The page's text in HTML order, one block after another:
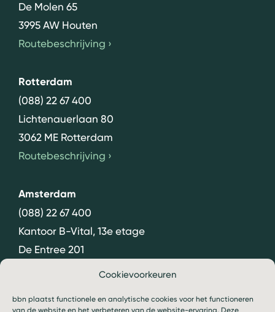
Cookievoorkeuren
bbn plaatst functionele en analytische cookies voor het functioneren
van de website en het verbeteren van de website-ervaring. Deze
De Molen 65
3995 AW Houten
Routebeschrijving ›
Rotterdam
(088) 22 67 400
Lichtenauerlaan 80
3062 ME Rotterdam
Routebeschrijving ›
Amsterdam
(088) 22 67 400
Kantoor B-Vital, 13e etage
De Entree 201
1101 HG Amsterdam